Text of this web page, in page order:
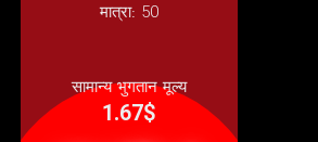
मात्रा: 50
सामान्य भुगतान मूल्य
1.67$